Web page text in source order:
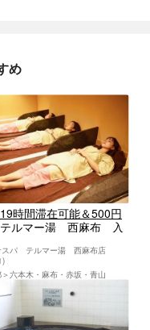
め
19時間滞在可能＆500円
テルマー湯 西麻布 入
スパ テルマー湯 西麻布店
六本木・麻布・赤坂・青山
4位